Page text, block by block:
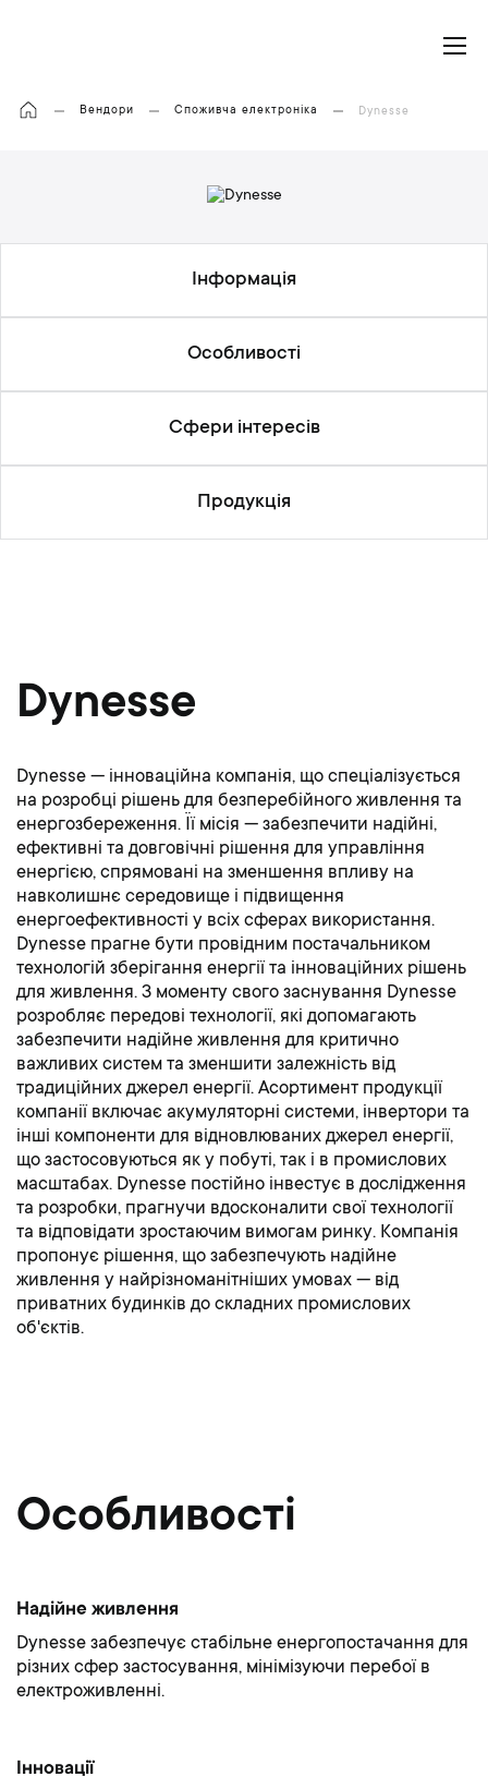
Вендори Споживча електроніка Dynesse
Інформація
Особливості
Сфери інтересів
Продукція
Dynesse
Dynesse — інноваційна компанія, що спеціалізується
на розробці рішень для безперебійного живлення та
енергозбереження. Її місія — забезпечити надійні,
ефективні та довговічні рішення для управління
енергією, спрямовані на зменшення впливу на
навколишнє середовище і підвищення
енергоефективності у всіх сферах використання.
Dynesse прагне бути провідним постачальником
технологій зберігання енергії та інноваційних рішень
для живлення. З моменту свого заснування Dynesse
розробляє передові технології, які допомагають
забезпечити надійне живлення для критично
важливих систем та зменшити залежність від
традиційних джерел енергії. Асортимент продукції
компанії включає акумуляторні системи, інвертори та
інші компоненти для відновлюваних джерел енергії,
що застосовуються як у побуті, так і в промислових
масштабах. Dynesse постійно інвестує в дослідження
та розробки, прагнучи вдосконалити свої технології
та відповідати зростаючим вимогам ринку. Компанія
пропонує рішення, що забезпечують надійне
живлення у найрізноманітніших умовах — від
приватних будинків до складних промислових
об'єктів.
Особливості
Надійне живлення
Dynesse забезпечує стабільне енергопостачання для
різних сфер застосування, мінімізуючи перебої в
електроживленні.
Інновації